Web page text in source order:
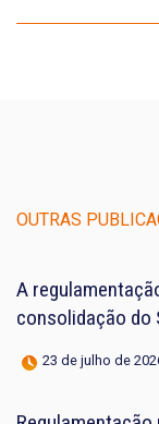
OUTRAS
A
consolidação do
23 de julho de